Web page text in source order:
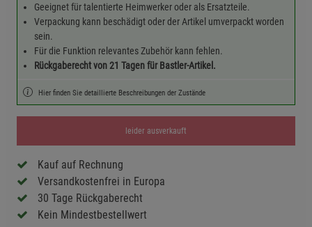
Geeignet für talentierte Heimwerker oder als Ersatzteile.
Verpackung kann beschädigt oder der Artikel umverpackt worden
sein.
Für die Funktion relevantes Zubehör kann fehlen.
Rückgaberecht von 21 Tagen für Bastler-Artikel.
Hier finden Sie detaillierte Beschreibungen der Zustände
leider ausverkauft
Kauf auf Rechnung
Versandkostenfrei in Europa
30 Tage Rückgaberecht
Kein Mindestbestellwert